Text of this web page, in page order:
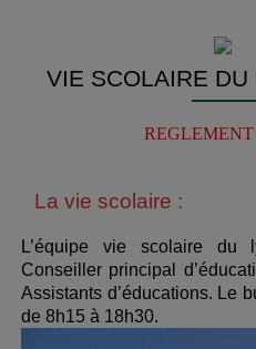
VIE SCOLAIRE DU
La vie scolaire :
L’équipe vie scolaire du
Conseiller principal
Assistants d’éducations. Le
de 8h15 à 18h30.